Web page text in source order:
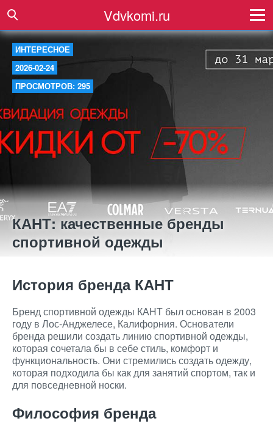
Vdvkomi.ru
ИНТЕРЕСНОЕ
2026-02-24
ПРОСМОТРОВ: 295
КАНТ: качественные бренды
спортивной одежды
История бренда КАНТ
Бренд спортивной одежды КАНТ был основан в 2003
году в Лос-Анджелесе, Калифорния. Основатели
бренда решили создать линию спортивной одежды,
которая сочетала бы в себе стиль, комфорт и
функциональность. Они стремились создать одежду,
которая подходила бы как для занятий спортом, так и
для повседневной носки.
Философия бренда